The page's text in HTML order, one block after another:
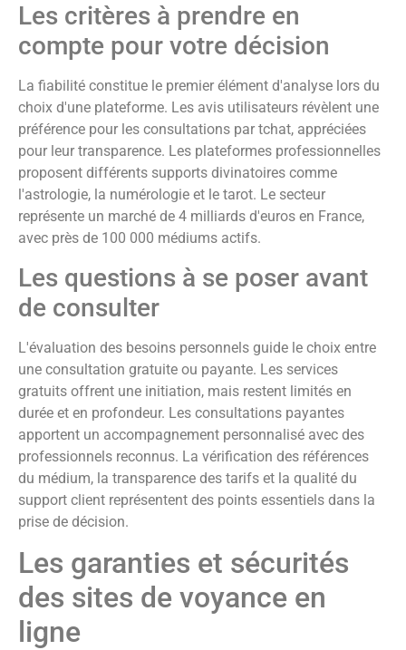
Les critères à prendre en
compte pour votre décision
La fiabilité constitue le premier élément d'analyse lors du
choix d'une plateforme. Les avis utilisateurs révèlent une
préférence pour les consultations par tchat, appréciées
pour leur transparence. Les plateformes professionnelles
proposent différents supports divinatoires comme
l'astrologie, la numérologie et le tarot. Le secteur
représente un marché de 4 milliards d'euros en France,
avec près de 100 000 médiums actifs.
Les questions à se poser avant
de consulter
L'évaluation des besoins personnels guide le choix entre
une consultation gratuite ou payante. Les services
gratuits offrent une initiation, mais restent limités en
durée et en profondeur. Les consultations payantes
apportent un accompagnement personnalisé avec des
professionnels reconnus. La vérification des références
du médium, la transparence des tarifs et la qualité du
support client représentent des points essentiels dans la
prise de décision.
Les garanties et sécurités
des sites de voyance en
ligne